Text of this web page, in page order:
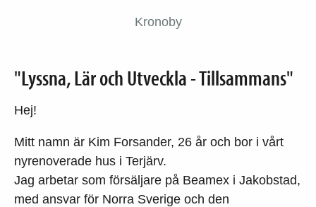
Kronoby
"Lyssna, Lär och Utveckla - Tillsammans"
Hej!
Mitt namn är Kim Forsander, 26 år och bor i vårt
nyrenoverade hus i Terjärv.
Jag arbetar som försäljare på Beamex i Jakobstad,
med ansvar för Norra Sverige och den